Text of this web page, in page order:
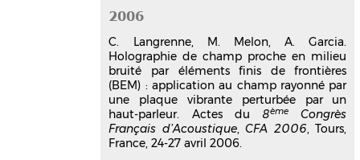
10ème Congrès Français d'Acoustique
Apr 2010, Lyon, France
Communication dans un congrès
hal-00549635v1
Evaluation de deux méthodes
d'imagerie acoustique en milieu
bruité
Yacine Braïkia,Christophe Langrenne
2006
C. Langrenne, M. Melon, A. Garcia.
Holographie de champ proche en milieu
bruité par éléments finis de frontières
(BEM) : application au champ rayonné par
une plaque vibrante perturbée par un
haut-parleur. Actes du 8ème
Congrès
Français d’Acoustique,CFA 2006, Tours,
France, 24-27 avril 2006.